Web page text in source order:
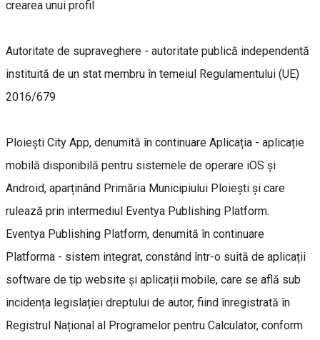
crearea unui profil
Autoritate de supraveghere - autoritate publică independentă
instituită de un stat membru în temeiul Regulamentului (UE)
2016/679
Ploiești City App, denumită în continuare Aplicația - aplicație
mobilă disponibilă pentru sistemele de operare iOS și
Android, aparținând Primăria Municipiului Ploiești și care
rulează prin intermediul Eventya Publishing Platform.
Eventya Publishing Platform, denumită în continuare
Platforma - sistem integrat, constând într-o suită de aplicații
software de tip website și aplicații mobile, care se află sub
incidența legislației dreptului de autor, fiind înregistrată în
Registrul Național al Programelor pentru Calculator, conform